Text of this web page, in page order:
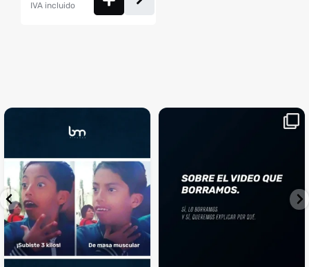
IVA incluido
...
4 2